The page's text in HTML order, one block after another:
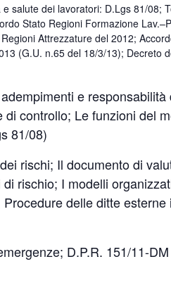
salute dei lavoratori: D.Lgs 81/08;
Stato Regioni Formazione
Attrezzature del 2012;
(G.U. n.65 del 18/3/13); Decreto
e
controllo; Le funzioni del
81/08)
rischi; Il documento di
rischio; I modelli
delle ditte esterne
D.P.R. 151/11-